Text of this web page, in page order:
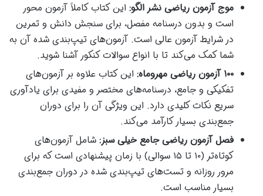
موج آزمون ریاضی نشر الگو: این کتاب کاملاً آزمون محور
است و بدون درسنامه مفصل، برای سنجش دانش و تمرین
در شرایط آزمون عالی است. آزمون‌های تیپ‌بندی شده آن به
شما کمک می‌کند تا با انواع سوالات کنکور آشنا شوید.
۱۰۰ آزمون ریاضی مهروماه:
این کتاب علاوه بر آزمون‌های
تفکیکی و جامع، درسنامه‌های مختصر و مفیدی برای یادآوری
سریع نکات کلیدی دارد. این ویژگی آن را برای دوران
جمع‌بندی بسیار کارآمد می‌کند.
فصل آزمون ریاضی جامع خیلی سبز: شامل آزمون‌های
کوتاه‌تر (۱۰ تا ۱۵ سوالی) با زمان پیشنهادی است که برای
مرور روزانه و تست‌های تیپ‌بندی شده در دوران جمع‌بندی
بسیار مناسب است.